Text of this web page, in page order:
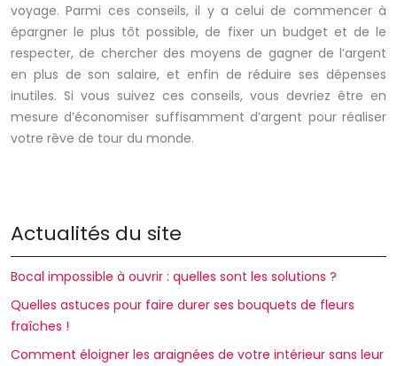
voyage. Parmi ces conseils, il y a celui de commencer à
épargner le plus tôt possible, de fixer un budget et de le
respecter, de chercher des moyens de gagner de l’argent
en plus de son salaire, et enfin de réduire ses dépenses
inutiles. Si vous suivez ces conseils, vous devriez être en
mesure d’économiser suffisamment d’argent pour réaliser
votre rêve de tour du monde.
Actualités du site
Bocal impossible à ouvrir : quelles sont les solutions ?
Quelles astuces pour faire durer ses bouquets de fleurs
fraîches !
Comment éloigner les araignées de votre intérieur sans leur